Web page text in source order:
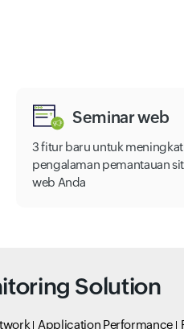
Seminar web
3 fitur baru untuk
pengalaman pemantauan
web Anda
Solution
Application Performance